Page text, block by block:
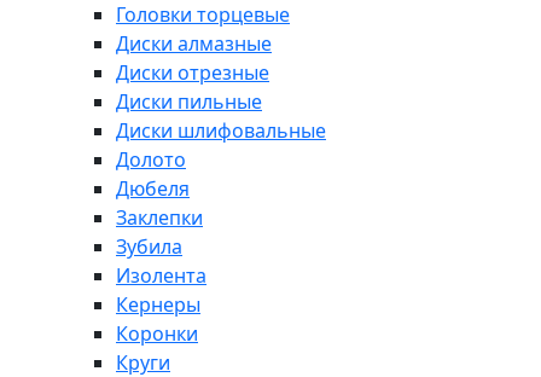
Головки торцевые
Диски алмазные
Диски отрезные
Диски пильные
Диски шлифовальные
Долото
Дюбеля
Заклепки
Зубила
Изолента
Кернеры
Коронки
Круги